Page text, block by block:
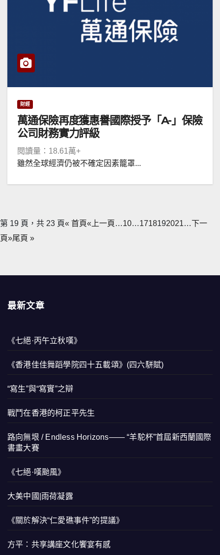
財經
萬通保險再度獲惠譽國際授予「A-」保險
公司財務實力評級
閱讀量：18.61萬+
雖然全球經濟仍被不確定因素籠罩...
第 19 頁，共 23 頁« 首頁«上一頁 …10…1718192021…下一
頁»尾頁 »
最新文章
《七絕·丙午立秋嘆》
《香港佳佳舞蹈學院四十五載頌》(四六駢賦)
“寫生”與“寫實”之辯
戰鬥在香港的柯正平先生
路向無垠 / Endless Horizons—— “羊駝杯”首屆新西蘭國際
書畫大賽
《七絕·嘆颱風》
大美中國|雨荷凝露
《關於解決“仁愛礁事件”的提議》
方平：共享講座文化饗宴有感